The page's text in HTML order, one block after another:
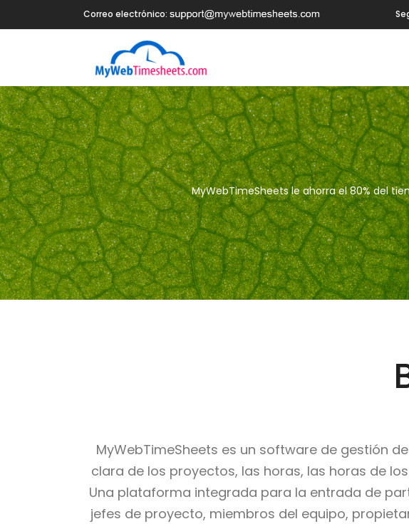
Correo electrónico:
MyWebTimeSheets le ahorra el 80% del
MyWebTimeSheets es un software de gestión
clara de los proyectos, las horas, las horas de
Una plataforma integrada para la entrada de
jefes de proyecto, miembros del equipo,